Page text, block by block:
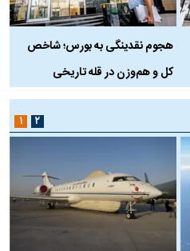
هجوم نقدینگی به بورس؛ شاخص
کل و هم‌وزن در قله تاریخی
۱ ۲